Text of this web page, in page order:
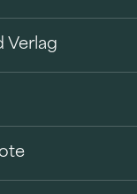
Verlag